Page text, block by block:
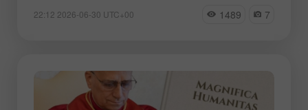
22:12 2026-06-30 UTC+00 1489 7